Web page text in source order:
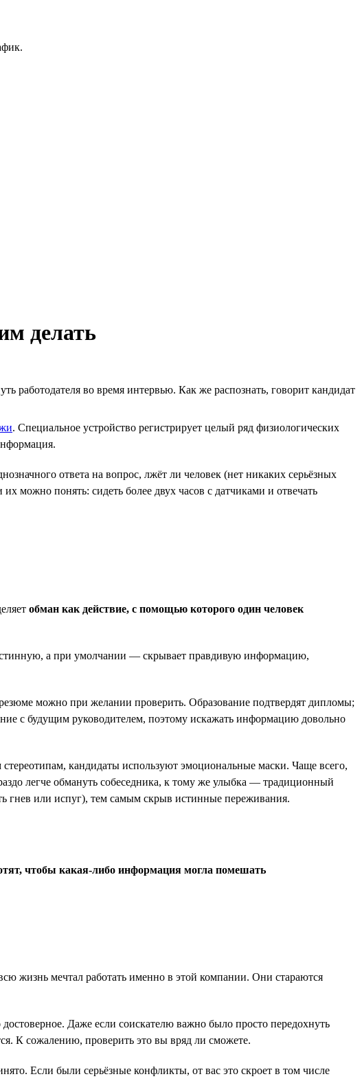
делать
работодателя во время интервью. Как же распознать, говорит кандидат
. Специальное устройство регистрирует целый ряд физиологических
ответа на вопрос, лжёт ли человек (нет никаких серьёзных
можно понять: сидеть более двух часов с датчиками и отвечать
обман как действие, с помощью которого один человек
а при умолчании — скрывает правдивую информацию,
можно при желании проверить. Образование подтвердят дипломы;
с будущим руководителем, поэтому искажать информацию довольно
кандидаты используют эмоциональные маски. Чаще всего,
легче обмануть собеседника, к тому же улыбка — традиционный
гнев или испуг), тем самым скрыв истинные переживания.
чтобы какая-либо информация могла помешать
жизнь мечтал работать именно в этой компании. Они стараются
Даже если соискателю важно было просто передохнуть
К сожалению, проверить это вы вряд ли сможете.
Если были серьёзные конфликты, от вас это скроет в том числе